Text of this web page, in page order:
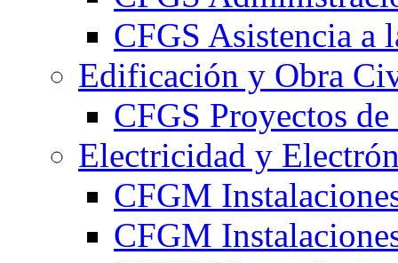
CFGS Asistencia a
Edificación y Obra
CFGS Proyectos
Electricidad y
CFGM
CFGM